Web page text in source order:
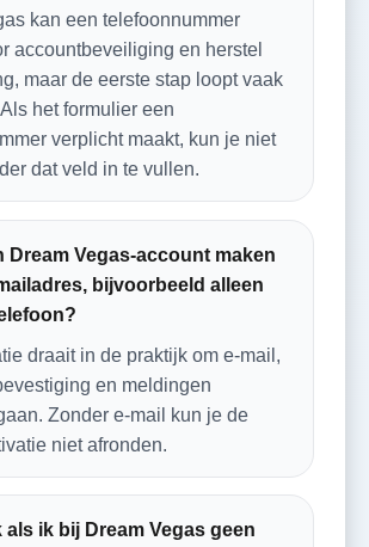
kan een telefoonnummer
accountbeveiliging en herstel
maar de eerste stap loopt vaak
het formulier een
verplicht maakt, kun je niet
dat veld in te vullen.
Dream Vegas-account maken
bijvoorbeeld alleen
draait in de praktijk om e‑mail,
en meldingen
Zonder e‑mail kun je de
niet afronden.
als ik bij Dream Vegas geen